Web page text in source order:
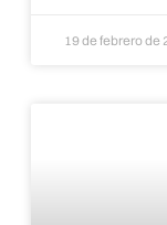
19 de febrero de